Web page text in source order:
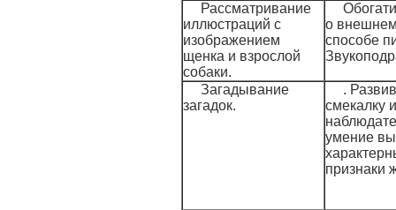
Рассматривание
иллюстраций с
изображением
щенка и взрослой
собаки.
о
способе
Загадывание
загадок.
.
смекалку и
умение
признаки